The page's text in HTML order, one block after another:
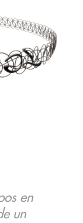
en
un